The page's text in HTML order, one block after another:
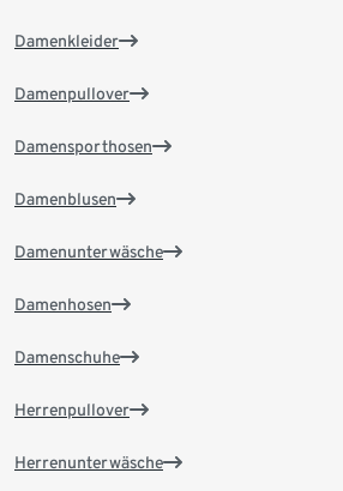
Damenkleider
Damenpullover
Damensporthosen
Damenblusen
Damenunterwäsche
Damenhosen
Damenschuhe
Herrenpullover
Herrenunterwäsche